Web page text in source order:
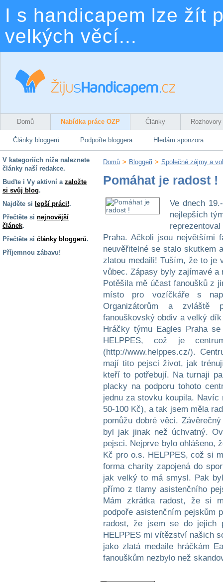
I s handicapem lze žít
velkých věcí...
Domů Nabídka práce OZP Články Rozhovory
Články bloggerů Podpořte bloggera Hledám sponzora
V kategoriích níže naleznete
články naší redakce.
Buďte i Vy aktivní a založte
si svůj blog.
Najděte si lepší práci!.
Přečtěte si nejnovější
článek.
Přečtěte si články bloggerů.
Příjemnou zábavu!
Domů > Bloggeři > Společné zájmy a
Pomáhat je radost !
Ve dnech
nejlepších
Praha. Ačkoli jsou největšími
neuvěřitelné se stalo skutkem
zlatou medaili! Tuším, že to je
vůbec. Zápasy byly zajímavé a
Potěšila mě účast fanoušků z
místo pro vozíčkáře s
Organizátorům a zvláště
fanouškovský obdiv a velký
Hráčky týmu Eagles Praha
HELPPES, což je
(http://www.helppes.cz/).
mají tito pejsci život, jak
kteří to potřebují. Na turnaji
placky na podporu tohoto
jednu za stovku koupila.
50-100 Kč), a tak jsem měla
pomůžu dobré věci.
byl jak jinak než úchvatný.
pejsci. Nejprve bylo ohlášeno,
Kč pro o.s. HELPPES, což si
forma charity zapojená do
jak velký to má smysl. Pak
přímo z tlamy asistenčního
Mám zkrátka radost, že si
podpoře asistenčním pejskům
radost, že jsem se do jejich
HELPPES mi vítězství našich
jako zlatá medaile hráčkám
fanouškům nezbylo než